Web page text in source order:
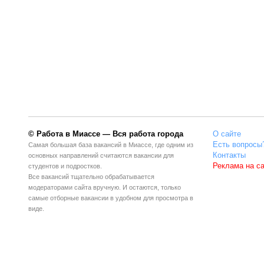
© Работа в Миассе — Вся работа города
Самая большая база вакансий в Миассе, где одним из
основных направлений считаются вакансии для
студентов и подростков.
Все вакансий тщательно обрабатывается
модераторами сайта вручную. И остаются, только
самые отборные вакансии в удобном для просмотра в
виде.
О сайте
Есть
Контакты
Реклама на